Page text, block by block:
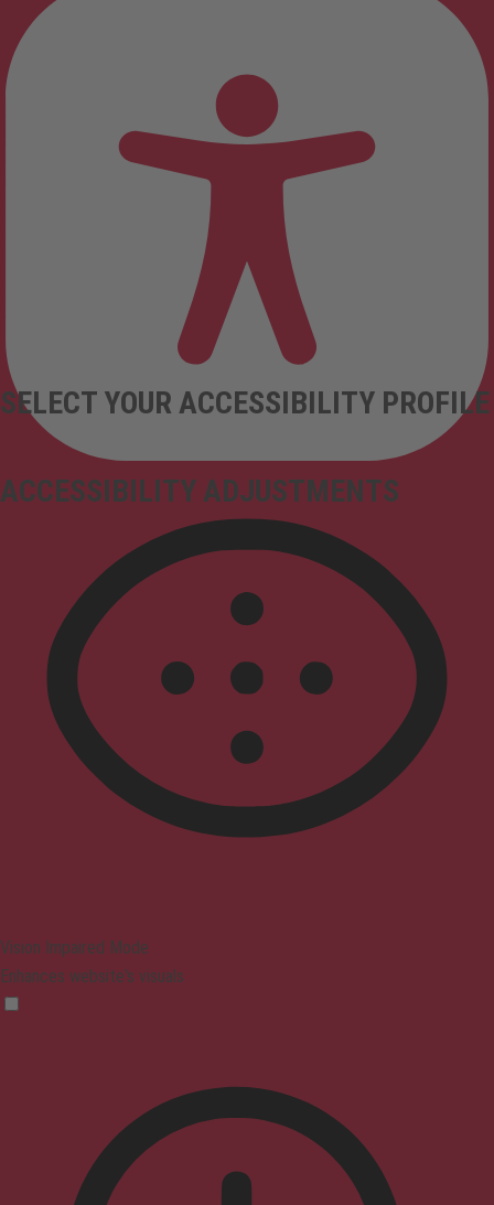
ACCESSIBILITY ADJUSTMENTS
SELECT YOUR ACCESSIBILITY PROFILE
Vision Impaired Mode
Enhances website's visuals